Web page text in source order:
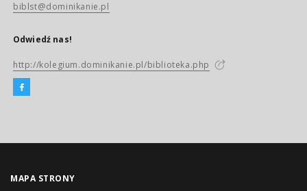
biblst@dominikanie.pl
Odwiedź nas!
http://kolegium.dominikanie.pl/biblioteka.php
MAPA STRONY